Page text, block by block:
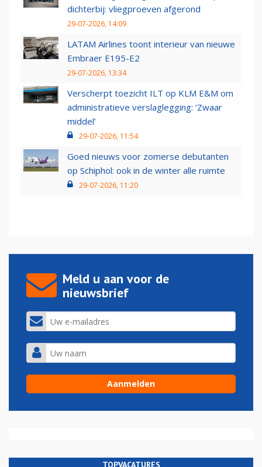
dichterbij: vliegproeven afgerond
29-07-2026, 14:09
LATAM Airlines toont interieur van nieuwe
Embraer E195-E2
29-07-2026, 13:34
Verscherpt toezicht ILT op KLM E&M om
administratieve verslaglegging: ‘Zwaar
middel’
29-07-2026, 11:54
Goed nieuws voor zomerse debutanten
op Schiphol: ook in de winter alle ruimte
29-07-2026, 11:20
Meld u aan voor de
nieuwsbrief
TOPVACATURES